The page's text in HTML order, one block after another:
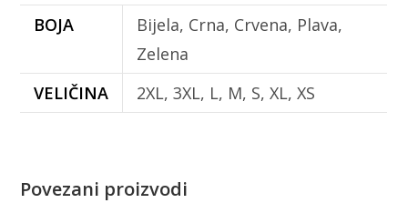
BOJA
Bijela, Crna, Crvena, Plava,
Zelena
VELIČINA
2XL, 3XL, L, M, S, XL, XS
Povezani proizvodi